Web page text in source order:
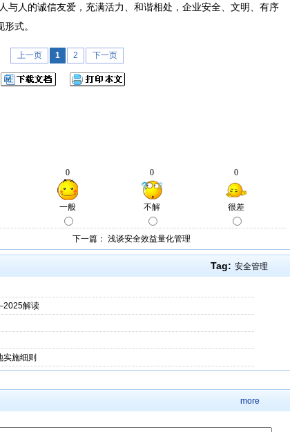
与人的诚信友爱，充满活力、和谐相处，企业安全、文明、有序
式。
上一页 1 2 下一页
下一篇： 浅谈安全效益量化管理
Tag: 安全管理
解读
实施细则
more